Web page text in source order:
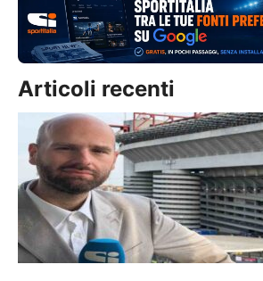
Articoli recenti